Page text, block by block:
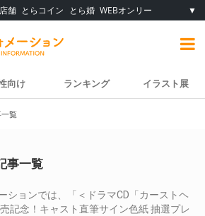
店舗 とらコイン とら婚 WEBオンリー ▼
向け ランキング イラスト展
一覧
事一覧
ションでは、「＜ドラマCD「カーストヘ
記念！キャスト直筆サイン色紙 抽選プレ